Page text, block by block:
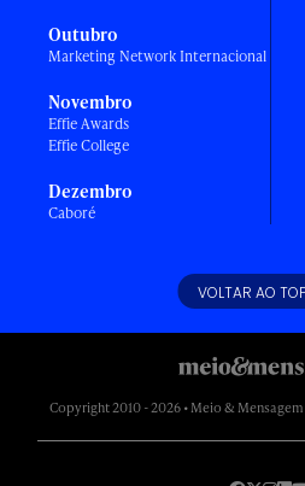
Outubro
Marketing Network Internacional
Novembro
Effie Awards
Effie College
Dezembro
Caboré
VOLTAR AO
Copyright 2010 - 2026 • Meio &